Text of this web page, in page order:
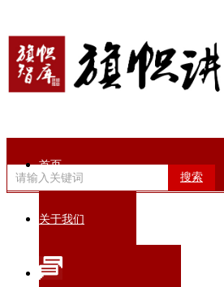
搜索
首页
关于我们
旗帜动态